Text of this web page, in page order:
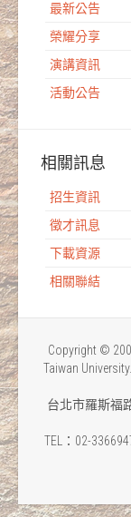
最新公告
榮耀分享
演講資訊
活動公告
相關訊息
招生資訊
徵才訊息
下載資源
相關聯結
Copyright ©
Taiwan
台北市羅斯福
TEL：02-